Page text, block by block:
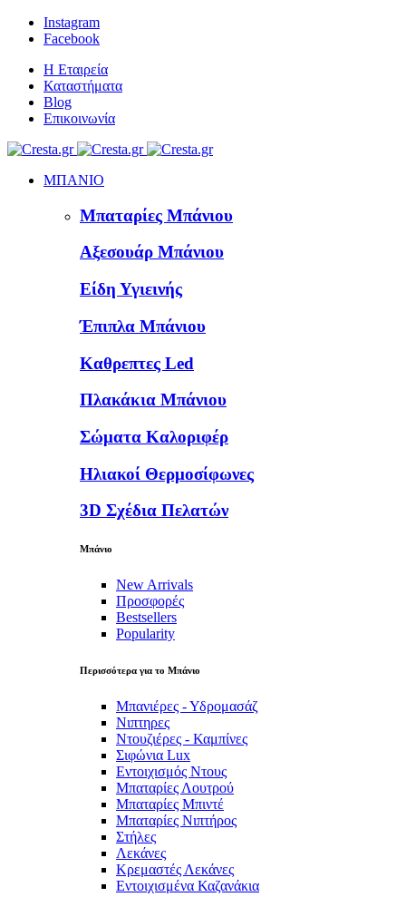
Instagram
Facebook
Η Εταιρεία
Καταστήματα
Blog
Επικοινωνία
ΜΠΑΝΙΟ
Μπαταρίες Μπάνιου
Αξεσουάρ Μπάνιου
Είδη Υγιεινής
Έπιπλα Μπάνιου
Καθρεπτες Led
Πλακάκια Μπάνιου
Σώματα Καλοριφέρ
Ηλιακοί Θερμοσίφωνες
3D Σχέδια Πελατών
Μπάνιο
New Arrivals
Προσφορές
Bestsellers
Popularity
Περισσότερα για το Μπάνιο
Μπανιέρες - Υδρομασάζ
Νιπτηρες
Ντουζιέρες - Καμπίνες
Σιφώνια Lux
Εντοιχισμός Ντους
Μπαταρίες Λουτρού
Μπαταρίες Μπιντέ
Μπαταρίες Νιπτήρος
Στήλες
Λεκάνες
Κρεμαστές Λεκάνες
Εντοιχισμένα Καζανάκια